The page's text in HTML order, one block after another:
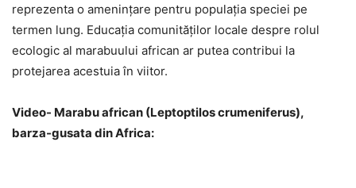
reprezenta o amenințare pentru populația speciei pe
termen lung. Educația comunităților locale despre rolul
ecologic al marabuului african ar putea contribui la
protejarea acestuia în viitor.
Video- Marabu african (Leptoptilos crumeniferus),
barza-gusata din Africa: